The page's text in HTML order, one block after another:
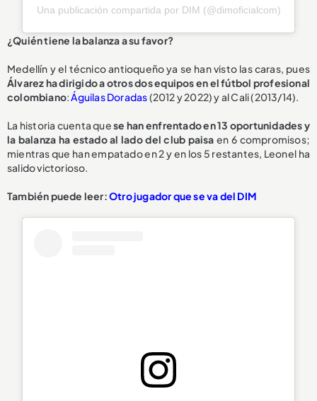
Una publicación compartida por DIM (@dimoficialcom)
¿Quién tiene la balanza a su favor?
Medellín y el técnico antioqueño ya se han visto las caras, pues
Álvarez ha dirigido a otros dos equipos en el fútbol profesional
colombiano:Águilas Doradas(2012 y 2022) y al Cali (2013/14).
La historia cuenta quese han enfrentado en 13 oportunidadesy
la balanza ha estado al lado del club paisa en 6 compromisos;
mientras que han empatado en 2 y en los 5 restantes, Leonel ha
salido victorioso.
También puede leer:Otro jugador que se va del DIM